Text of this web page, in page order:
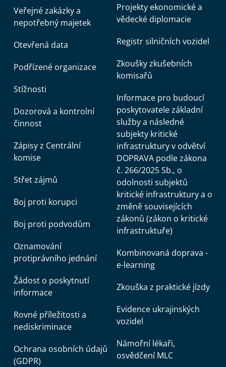
Veřejné zakázky a
nepotřebný majetek
Otevřená data
Podřízené organizace
Stížnosti
Dozorová a kontrolní
činnost
Zápisy z Centrální
komise
Střet zájmů
Boj proti korupci
Boj proti podvodům
Oznamování
protiprávního jednání
Žádost o poskytnutí
informace
Rovné příležitosti a
nediskriminace
Ochrana osobních údajů
(GDPR)
Projekty ekonomické a
vědecké diplomacie
Registr silničních vozidel
Zkoušky zkušebních
komisařů
Informace pro budoucí
poskytovatele základní
služby a následné
subjekty kritické
infrastruktury v odvětví
DOPRAVA podle zákona
č. 266/2025 Sb., o
odolnosti subjektů
kritické infrastruktury a o
změně souvisejících
zákonů (zákon o kritické
infrastruktuře)
Kombinovaná doprava -
e-learning
Zkouška z praktické jízdy
Evidence ukrajinských
vozidel
Námořní lékaři,
osvědčení MLC